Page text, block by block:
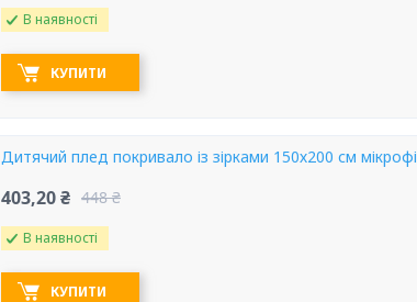
В наявності
КУПИТИ
Дитячий плед покривало із зірками 150х200 см
403,20 ₴ 448 ₴
В наявності
КУПИТИ